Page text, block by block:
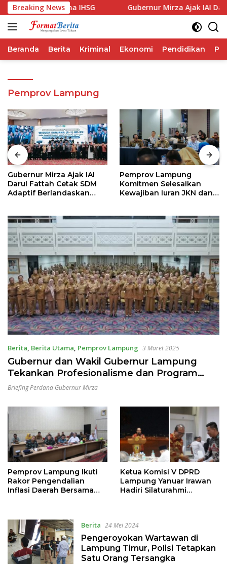
Langsung
ke
konten
Breaking News
Performa IHSG Gubernur Mirza Ajak IAI Darul
Beranda Berita Kriminal Ekonomi Pendidikan
Pemprov Lampung
Gubernur Mirza Ajak IAI
Darul Fattah Cetak SDM
Adaptif Berlandaskan
Pemprov Lampung
Komitmen Selesaikan
Kewajiban Iuran JKN dan
Kesehatan
Berita, Berita Utama, Pemprov Lampung 3 Maret 2025
Gubernur dan Wakil Gubernur Lampung
Tekankan Profesionalisme dan Program
Prioritas Pembangunan di Provinsi Lampung
Briefing Perdana Gubernur Mirza
Pemprov Lampung Ikuti
Rakor Pengendalian
Inflasi Daerah Bersama
Ketua Komisi V DPRD
Lampung Yanuar Irawan
Hadiri Silaturahmi
Berita 24 Mei 2024
Pengeroyokan Wartawan di
Lampung Timur, Polisi Tetapkan
Satu Orang Tersangka